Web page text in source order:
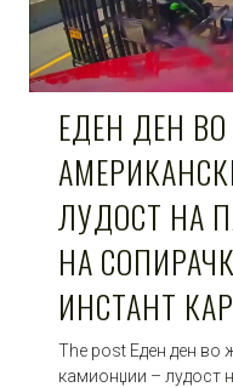
ЕДЕН ДЕН
ЛУДОСТ НА
НА
ИНСТАНТ
The post Еден ден во
камионџии – лудост